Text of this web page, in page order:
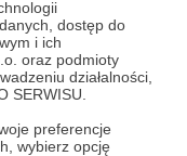
dostęp do
i ich
oraz podmioty
działalności,
SERWISU.
preferencje
wybierz opcję
święto
przez